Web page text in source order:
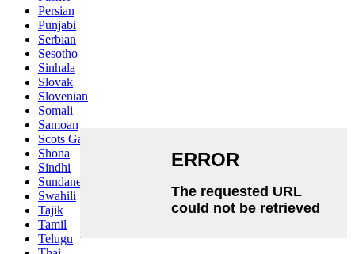
Persian
Punjabi
Serbian
Sesotho
Sinhala
Slovak
Slovenian
Somali
Samoan
Scots Gaelic
Shona
Sindhi
Sundanese
Swahili
Tajik
Tamil
Telugu